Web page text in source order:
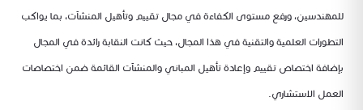
للمهندسين، ورفع مستوى الكفاءة في مجال تقييم وتأهيل المنشآت، بما يواكب
التطورات العلمية والتقنية في هذا المجال، حيث كانت النقابة رائدة في المجال
بإضافة اختصاص تقييم وإعادة تأهيل المباني والمنشآت القائمة ضمن اختصاصات
العمل الاستشاري.